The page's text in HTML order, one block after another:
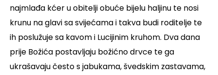
najmlađa kćer u obitelji obuće bijelu haljinu te nosi
krunu na glavi sa svijećama i takva budi roditelje te
ih poslužuje sa kavom i Lucijinim kruhom. Dva dana
prije Božića postavljaju božićno drvce te ga
ukrašavaju često s jabukama, švedskim zastavama,